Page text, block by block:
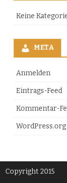
Keine
META
Anmelden
Eintrags-Feed
Kommentar-
WordPress.org
Copyright 2015